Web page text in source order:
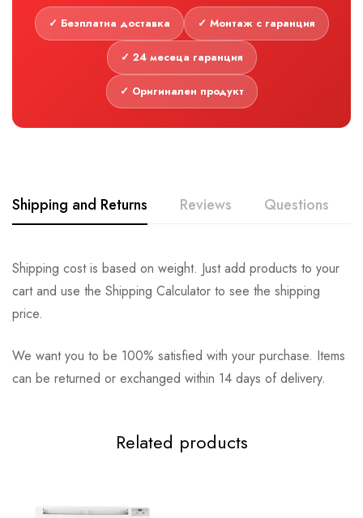
✓ Безплатна доставка ✓ Монтаж с гаранция
✓ 24 месеца гаранция
✓ Оригинален продукт
Shipping and Returns Reviews Questions
Shipping cost is based on weight. Just add products to your
cart and use the Shipping Calculator to see the shipping
price.
We want you to be 100% satisfied with your purchase. Items
can be returned or exchanged within 14 days of delivery.
Related products